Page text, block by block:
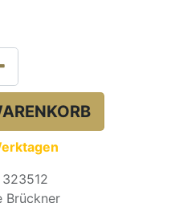
323512
Brückner